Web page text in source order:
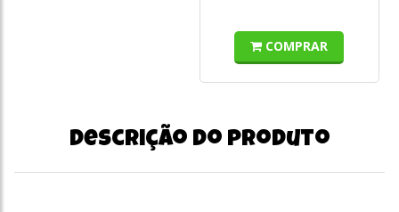
COMPRAR
Descrição do produto